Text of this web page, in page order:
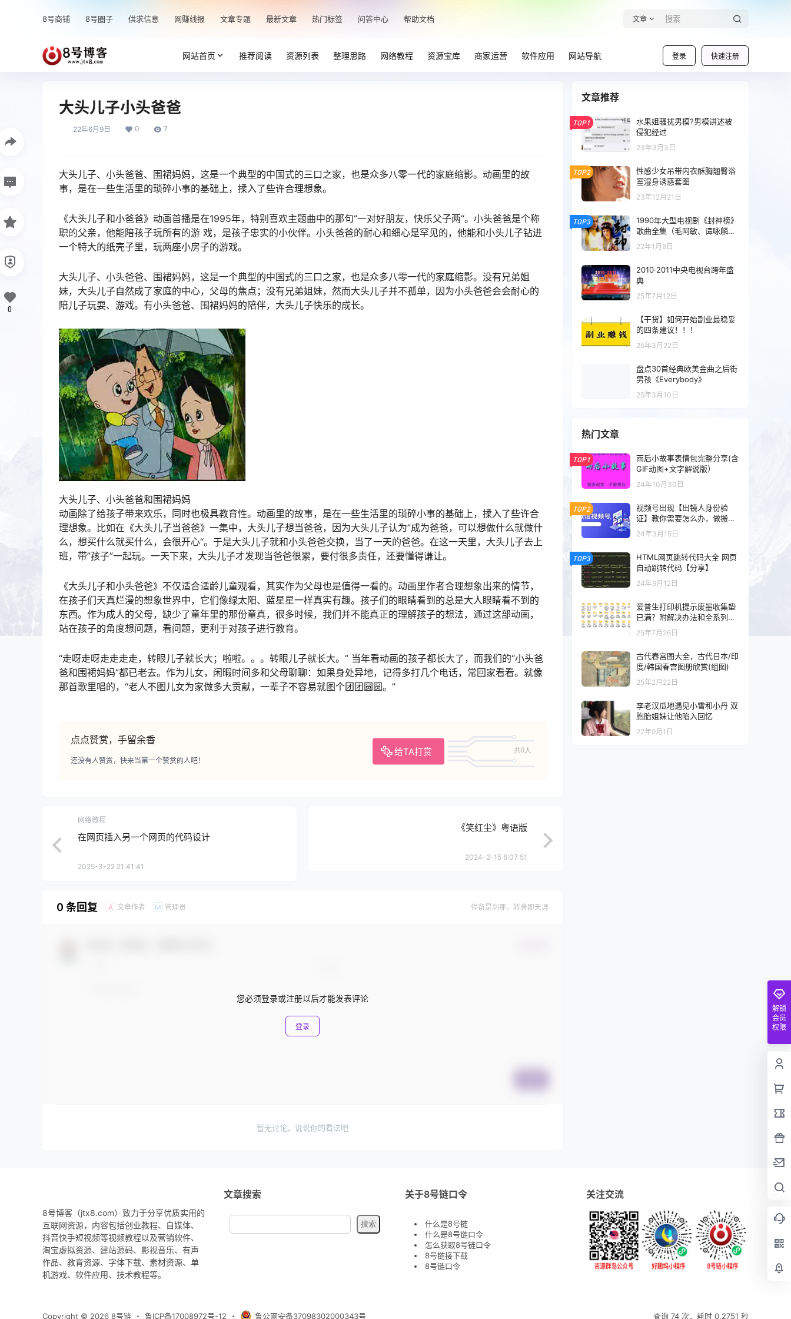
8号商铺 8号圈子 供求信息 网赚线报 文章专题 最新文章 热门标签 问答中心 帮助文档 文章
登录 快速注册
网站首页 推荐阅读 资源列表 整理思路 网络教程 资源宝库 商家运营 软件应用 网站导航
大头儿子小头爸爸
22年6月9日 0 7
大头儿子、小头爸爸、围裙妈妈，这是一个典型的中国式的三口之家，也是众多八零一代的家庭缩影。动画里的故
事，是在一些生活里的琐碎小事的基础上，揉入了些许合理想象。
《大头儿子和小爸爸》动画首播是在1995年，特别喜欢主题曲中的那句“一对好朋友，快乐父子两“。小头爸爸是个称
职的父亲，他能陪孩子玩所有的游 戏，是孩子忠实的小伙伴。小头爸爸的耐心和细心是罕见的，他能和小头儿子钻进
一个特大的纸壳子里，玩两座小房子的游戏。
大头儿子、小头爸爸、围裙妈妈，这是一个典型的中国式的三口之家，也是众多八零一代的家庭缩影。没有兄弟姐
妹，大头儿子自然成了家庭的中心，父母的焦点；没有兄弟姐妹，然而大头儿子并不孤单，因为小头爸爸会会耐心的
陪儿子玩耍、游戏。有小头爸爸、围裙妈妈的陪伴，大头儿子快乐的成长。
大头儿子、小头爸爸和围裙妈妈
动画除了给孩子带来欢乐，同时也极具教育性。动画里的故事，是在一些生活里的琐碎小事的基础上，揉入了些许合
理想象。比如在《大头儿子当爸爸》一集中，大头儿子想当爸爸，因为大头儿子认为”成为爸爸，可以想做什么就做什
么，想买什么就买什么，会很开心“。于是大头儿子就和小头爸爸交换，当了一天的爸爸。在这一天里，大头儿子去上
班，带”孩子”一起玩。一天下来，大头儿子才发现当爸爸很累，要付很多责任，还要懂得谦让。
《大头儿子和小头爸爸》不仅适合适龄儿童观看，其实作为父母也是值得一看的。动画里作者合理想象出来的情节，
在孩子们天真烂漫的想象世界中，它们像绿太阳、蓝星星一样真实有趣。孩子们的眼睛看到的总是大人眼睛看不到的
东西。作为成人的父母，缺少了童年里的那份童真，很多时候，我们并不能真正的理解孩子的想法，通过这部动画，
站在孩子的角度想问题，看问题，更利于对孩子进行教育。
“走呀走呀走走走走，转眼儿子就长大；啦啦。。。转眼儿子就长大。” 当年看动画的孩子都长大了，而我们的“小头爸
爸和围裙妈妈”都已老去。作为儿女，闲暇时间多和父母聊聊：如果身处异地，记得多打几个电话，常回家看看。就像
那首歌里唱的，“老人不图儿女为家做多大贡献，一辈子不容易就图个团团圆圆。”
点点赞赏，手留余香
给TA打赏 共0人
还没有人赞赏，快来当第一个赞赏的人吧！
0
网络教程
在网页插入另一个网页的代码设计
2025-3-22 21:41:41
《笑红尘》粤语版
2024-2-15 6:07:51
0 条回复 A 文章作者 M 管理员 停留是刹那，转身即天涯
您必须登录或注册以后才能发表评论
登录
暂无讨论，说说你的看法吧
文章推荐
TOP1
水果姐骚扰男模?男模讲述被
侵犯经过
23年3月3日
TOP2
性感少女吊带内衣酥胸翘臀浴
室湿身诱惑套图
23年12月21日
TOP3
1990年大型电视剧《封神榜》
歌曲全集（毛阿敏、谭咏麟、
屠洪刚、孙美娜、纪晓兰等演
唱）
22年1月8日
2010·2011中央电视台跨年盛
典
25年7月12日
【干货】如何开始副业最稳妥
的四条建议！！！
25年3月22日
盘点30首经典欧美金曲之后街
男孩《Everybody》
25年3月10日
热门文章
TOP1
雨后小故事表情包完整分享(含
GIF动图+文字解说版）
24年10月30日
TOP2
视频号出现【出镜人身份验
证】教你需要怎么办，做搬运
以及混剪的可以看一下
24年3月15日
TOP3
HTML网页跳转代码大全 网页
自动跳转代码【分享】
24年9月12日
爱普生打印机提示废墨收集垫
已满？附解决办法和全系列清
零工具和教程
25年7月26日
古代春宫图大全，古代日本/印
度/韩国春宫图册欣赏(组图)
25年2月22日
李老汉瓜地遇见小雪和小丹 双
胞胎姐妹让他陷入回忆
22年9月1日
解锁
会员
权限
8号博客（jtx8.com）致力于分享优质实用的
互联网资源，内容包括创业教程、自媒体、
抖音快手短视频等视频教程以及营销软件、
淘宝虚拟资源、建站源码、影视音乐、有声
作品、教育资源、字体下载、素材资源、单
机游戏、软件应用、技术教程等。
文章搜索 关于8号链口令
什么是8号链
什么是8号链口令
怎么获取8号链口令
8号链接下载
8号链口令
关注交流
Copyright © 2026 8号链 ・ 鲁ICP备17008972号-12 ・ 鲁公网安备37098302000343号 查询 74 次，耗时 0.2751 秒